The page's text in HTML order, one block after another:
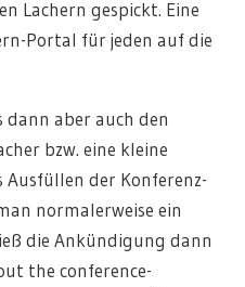
Lachern gespickt. Eine
Portal für jeden auf die
dann aber auch den
bzw. eine kleine
der Konferenz-
normalerweise ein
die Ankündigung dann
the conference-